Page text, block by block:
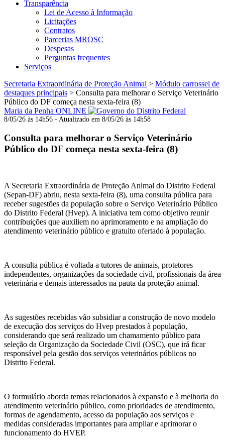
Transparência
Lei de Acesso à Informação
Licitações
Contratos
Parcerias MROSC
Despesas
Perguntas frequentes
Serviços
Secretaria Extraordinária de Proteção Animal > Módulo carrossel de
destaques principais > Consulta para melhorar o Serviço Veterinário
Público do DF começa nesta sexta-feira (8)
Maria da Penha ONLINE
8/05/26 às 14h56 - Atualizado em 8/05/26 às 14h58
Consulta para melhorar o Serviço Veterinário
Público do DF começa nesta sexta-feira (8)
A Secretaria Extraordinária de Proteção Animal do Distrito Federal
(Sepan-DF) abriu, nesta sexta-feira (8), uma consulta pública para
receber sugestões da população sobre o Serviço Veterinário Público
do Distrito Federal (Hvep). A iniciativa tem como objetivo reunir
contribuições que auxiliem no aprimoramento e na ampliação do
atendimento veterinário público e gratuito ofertado à população.
A consulta pública é voltada a tutores de animais, protetores
independentes, organizações da sociedade civil, profissionais da área
veterinária e demais interessados na pauta da proteção animal.
As sugestões recebidas vão subsidiar a construção de novo modelo
de execução dos serviços do Hvep prestados à população,
considerando que será realizado um chamamento público para
seleção da Organização da Sociedade Civil (OSC), que irá ficar
responsável pela gestão dos serviços veterinários públicos no
Distrito Federal.
O formulário aborda temas relacionados à expansão e à melhoria do
atendimento veterinário público, como prioridades de atendimento,
formas de agendamento, acesso da população aos serviços e
medidas consideradas importantes para ampliar e aprimorar o
funcionamento do HVEP.